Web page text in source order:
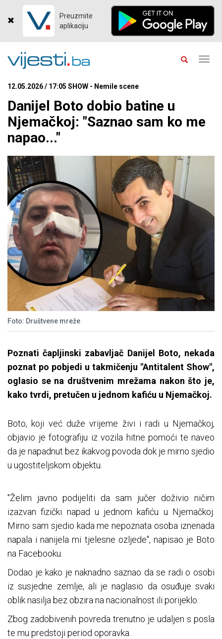
Preuzmite
aplikaciju
12.05.2026 / 17:05 SHOW - Nemile scene
Danijel Boto dobio batine u
Njemačkoj: "Saznao sam ko me
napao..."
Foto: Društvene mreže
Poznati čapljinski zabavljač Danijel Boto, nekada
poznat po pobjedi u takmičenju "Antitalent Show",
oglasio se na društvenim mrežama nakon što je,
kako tvrdi, pretučen u jednom kafiću u Njemačkoj.
Boto, koji već duže vrijeme živi i radi u Njemačkoj,
objavio je fotografiju iz vozila hitne pomoći te naveo
da je napadnut bez ikakvog povoda dok je mirno sjedio
u ugostiteljskom objektu.
"Želim javno podijeliti da sam jučer doživio ničim
izazvan fizički napad u jednom kafiću u Njemačkoj.
Mirno sam sjedio kada me nepoznata osoba iznenada
napala i nanijela mi tjelesne ozljede", napisao je Boto
na Facebooku.
Dodao je kako je naknadno saznao da se radi o osobi
iz susjedne zemlje, ali je naglasio da osuđuje svaki
oblik nasilja bez obzira na nacionalnost ili porijeklo.
Zbog zadobivenih povreda trenutno je udaljen s posla
te mu predstoji period oporavka.